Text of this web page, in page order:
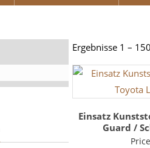
Ergebnisse 1 –
Einsatz
Guard /